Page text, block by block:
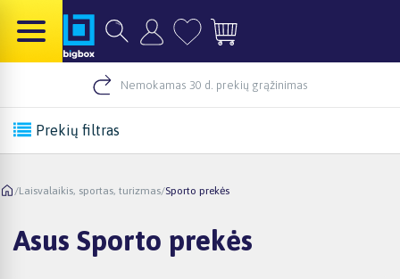
Nemokamas 30 d. prekių grąžinimas
Prekių filtras
/Laisvalaikis, sportas, turizmas/Sporto prekės
Asus Sporto prekės